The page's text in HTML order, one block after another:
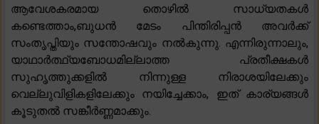
ആവേശകരമായ തൊഴിൽ സാധ്യതകൾ
കണ്ടെത്താം,ബുധൻ മേടം പിന്തിരിപ്പൻ അവർക്ക്
സംതൃപ്തിയും സന്തോഷവും നൽകുന്നു. എന്നിരുന്നാലും,
യാഥാർത്ഥ്യബോധമില്ലാത്ത പ്രതീക്ഷകൾ
സുഹൃത്തുക്കളിൽ നിന്നുള്ള നിരാശയിലേക്കും
വെല്ലുവിളികളിലേക്കും നയിച്ചേക്കാം, ഇത് കാര്യങ്ങൾ
കൂടുതൽ സങ്കീർണ്ണമാക്കും.